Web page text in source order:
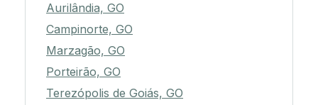
Aurilândia, GO
Campinorte, GO
Marzagão, GO
Porteirão, GO
Terezópolis de Goiás, GO